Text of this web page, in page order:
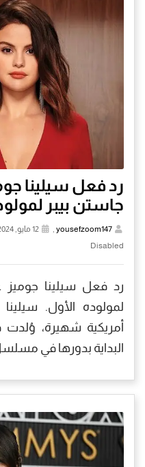
رد فعل سيلينا
جاستن بيبر
yousefzoom147
Disabled
رد فعل سيلينا جوميز
لمولوده الأول.
البداية بدورها في